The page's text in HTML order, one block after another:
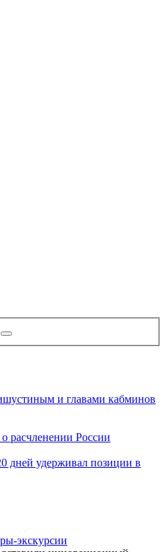
и главами кабминов
расчленении России
дней удерживал позиции в
экскурсии